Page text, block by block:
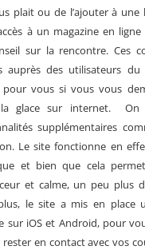
plait ou de l’ajouter à une
à un magazine en
sur la rencontre. Ces
auprès des utilisateurs
pour vous si vous vous
glace sur internet. On
supplémentaires
Le site fonctionne en
et bien que cela
et calme, un peu plus
le site a mis en place
sur iOS et Android, pour
en contact avec vos